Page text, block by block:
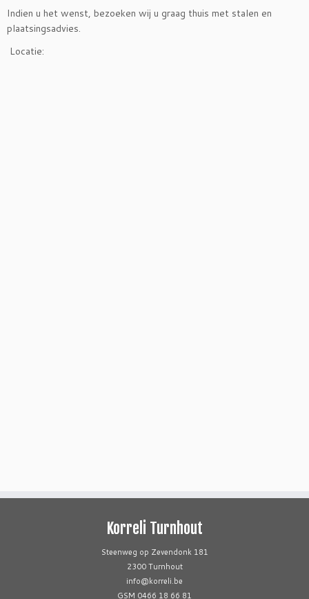
Indien u het wenst, bezoeken wij u graag thuis met stalen en
plaatsingsadvies.
Locatie:
Korreli Turnhout
Steenweg op Zevendonk 181
2300 Turnhout
info@korreli.be
GSM 0466 18 66 81